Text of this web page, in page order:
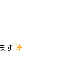
す